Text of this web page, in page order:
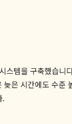
템을 구축했습니
은 시간에도 수준
.